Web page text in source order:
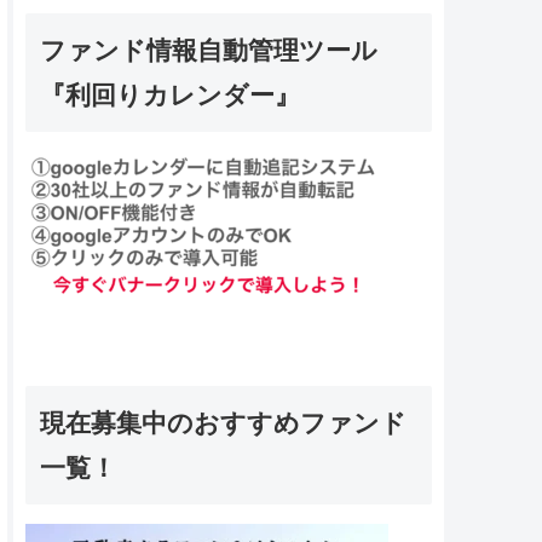
ファンド情報自動管理ツール
『利回りカレンダー』
現在募集中のおすすめファンド
一覧！